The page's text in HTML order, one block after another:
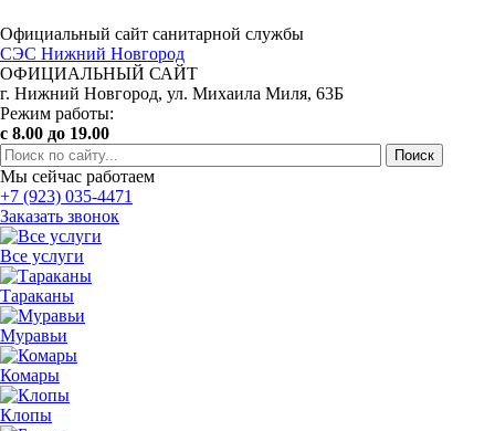
Официальный сайт санитарной службы
СЭС Нижний Новгород
ОФИЦИАЛЬНЫЙ САЙТ
г. Нижний Новгород, ул. Михаила Миля, 63Б
Режим работы:
с 8.00 до 19.00
Мы сейчас работаем
+7 (923) 035-4471
Заказать звонок
Все услуги
Тараканы
Муравьи
Комары
Клопы